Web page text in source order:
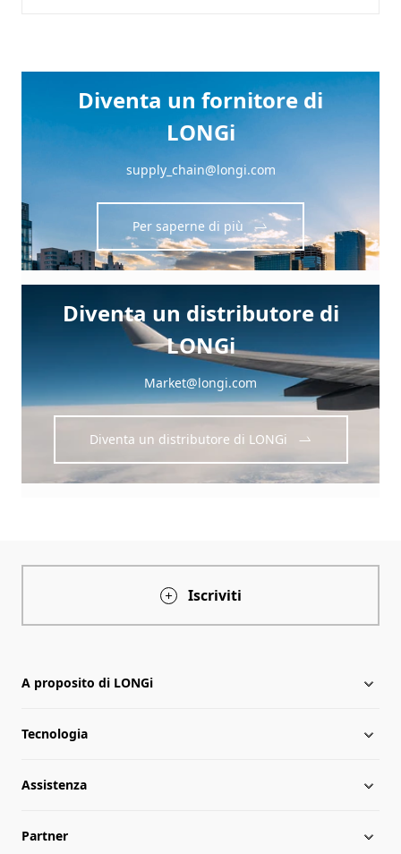
Diventa un fornitore di
LONGi
supply_chain@longi.com
Per saperne di più
Diventa un distributore di
LONGi
Market@longi.com
Diventa un distributore di LONGi
Iscriviti
A proposito di LONGi
A proposito di LONGi
Tappe fondamentali
Globalizzazione
Tecnologia
Notizie
Notizie del settore
Assistenza
Scarica
Partner